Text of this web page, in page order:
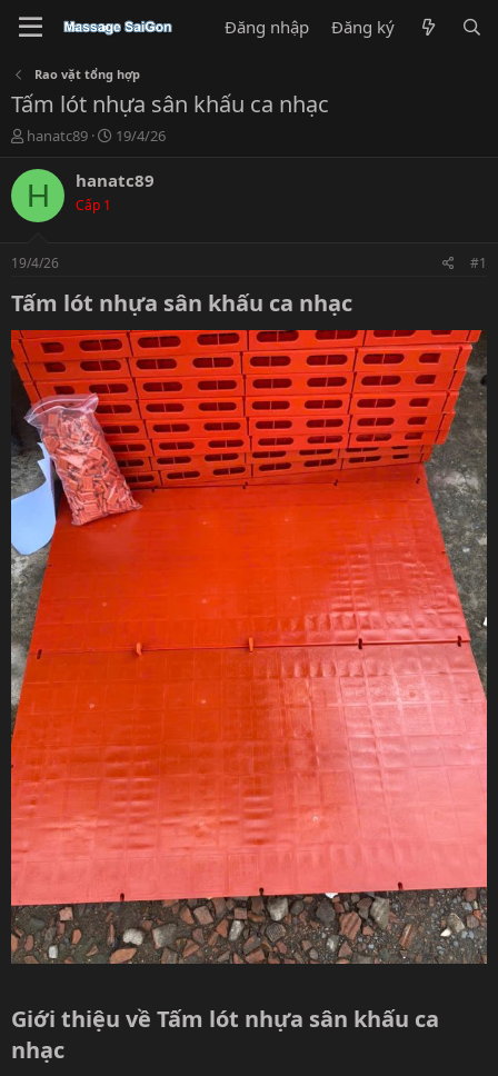
Đăng nhập Đăng ký
Rao vặt tổng hợp
Tấm lót nhựa sân khấu ca nhạc
T
r
e
a
s
t
a
r
t
e
r
hanatc89
N
à
19/4/26
H hanatc89
Cấp 1
19/4/26 #1
Tấm lót nhựa sân khấu ca nhạc​
Giới thiệu về Tấm lót nhựa sân khấu ca
nhạc​